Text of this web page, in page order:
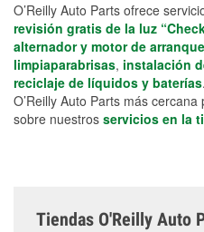
O’Reilly Auto Parts ofrece
revisión gratis de la luz
alternador y motor de arranque
limpiaparabrisas, instalación
reciclaje de líquidos y baterías
O’Reilly Auto Parts más
sobre nuestros servicios en la
Tiendas O'Reilly Auto